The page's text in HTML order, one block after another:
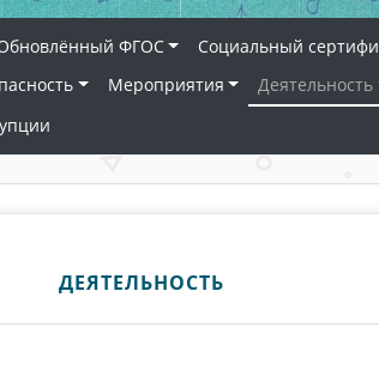
ФГОС
Социальный
Мероприятия Деятельность
ДЕЯТЕЛЬНОСТЬ